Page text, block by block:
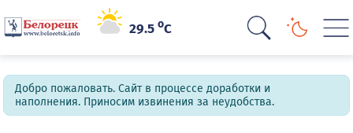
29.5oC
Добро пожаловать. Сайт в процессе доработки и
наполнения. Приносим извинения за неудобства.